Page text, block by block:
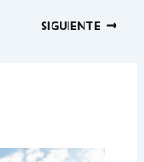
SIGUIENTE